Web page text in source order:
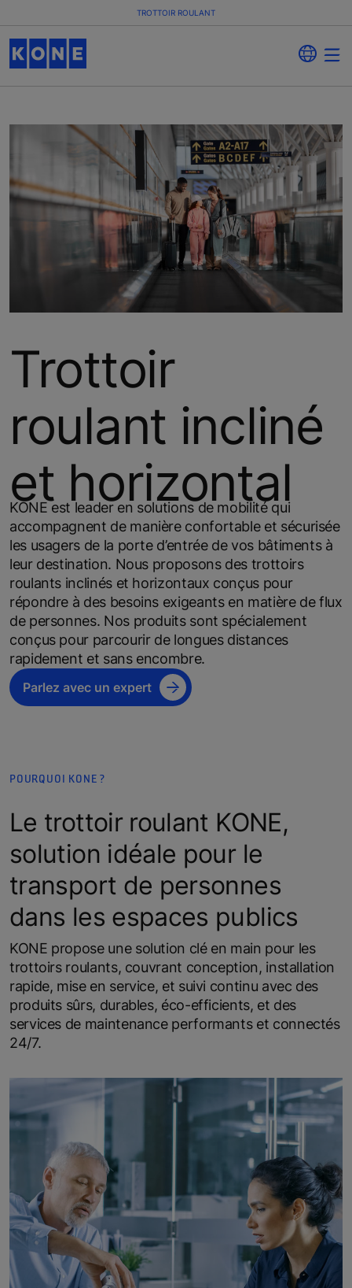
TROTTOIR ROULANT
Trottoir
roulant incliné
et horizontal
KONE est leader en solutions de mobilité qui
accompagnent de manière confortable et sécurisée
les usagers de la porte d’entrée de vos bâtiments à
leur destination. Nous proposons des trottoirs
roulants inclinés et horizontaux conçus pour
répondre à des besoins exigeants en matière de flux
de personnes. Nos produits sont spécialement
conçus pour parcourir de longues distances
rapidement et sans encombre.
Parlez avec un expert
POURQUOI KONE ?
Le trottoir roulant KONE,
solution idéale pour le
transport de personnes
dans les espaces publics
KONE propose une solution clé en main pour les
trottoirs roulants, couvrant conception, installation
rapide, mise en service, et suivi continu avec des
produits sûrs, durables, éco-efficients, et des
services de maintenance performants et connectés
24/7.